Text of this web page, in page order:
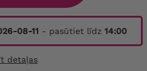
08-11 - pasūtiet līdz 14:00
detaļas